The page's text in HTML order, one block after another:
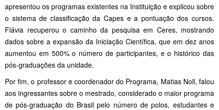
apresentou os programas existentes na Instituição e explicou sobre
o sistema de classificação da Capes e a pontuação dos cursos.
Flávia recuperou o caminho da pesquisa em Ceres, mostrando
dados sobre a expansão da Iniciação Científica, que em dez anos
aumentou em 500% o número de participantes, e o histórico das
pós-graduações da unidade.
Por fim, o professor e coordenador do Programa, Matias Noll, falou
aos ingressantes sobre o mestrado, considerado o maior programa
de pós-graduação do Brasil pelo número de polos, estudantes e